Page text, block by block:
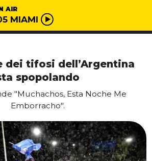
AIR
MIAMI
dei tifosi dell’Argentina
spopolando
"Muchachos, Esta Noche Me
Emborracho".